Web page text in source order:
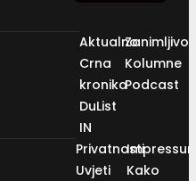
Aktualno
Crna
kronika
DuList
IN
Kolumne
Podcast
Privatnosti
Uvjeti
Kako